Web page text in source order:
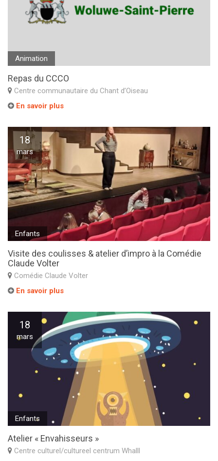
Animation
Repas du CCCO
Centre communautaire du Chant d’Oiseau
En savoir plus
18
mars
Enfants
Visite des coulisses & atelier d’impro à la Comédie
Claude Volter
Comédie Claude Volter
En savoir plus
18
mars
Enfants
Atelier « Envahisseurs »
Centre culturel/cultureel centrum Whalll